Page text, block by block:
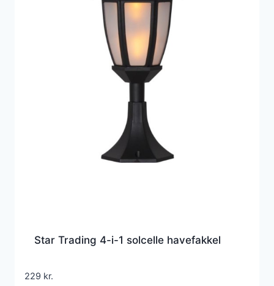
Star Trading 4-i-1 solcelle havefakkel
229 kr.